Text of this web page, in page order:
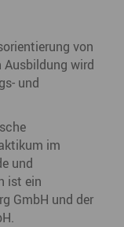
von
Ausbildung wird
und
im
und
ist ein
GmbH und der